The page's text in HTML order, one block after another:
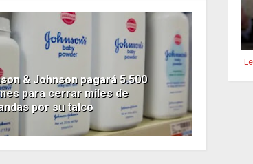
& Johnson pagará 5.500
para cerrar miles de
por su talco